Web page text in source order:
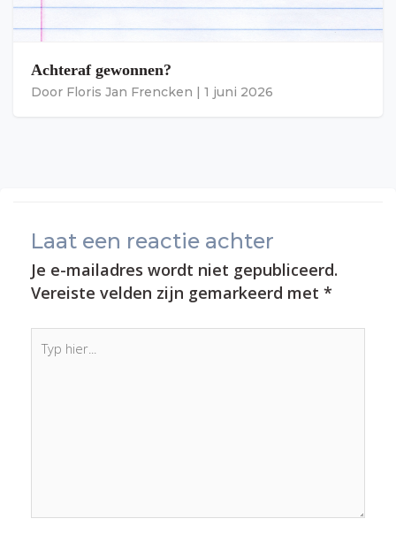
Achteraf gewonnen?
Door Floris Jan Frencken 1 juni 2026
Laat een reactie achter
Je e-mailadres wordt niet gepubliceerd.
Vereiste velden zijn gemarkeerd met *
hier...